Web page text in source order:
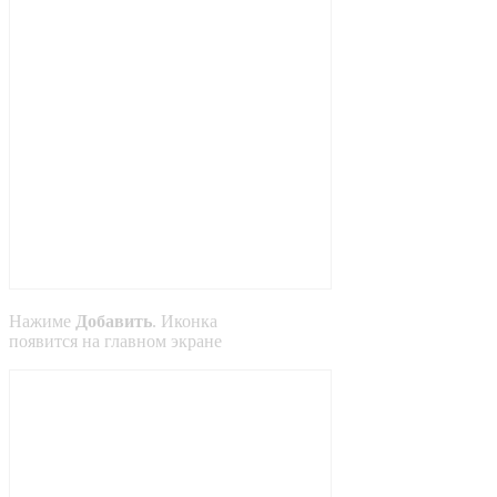
Нажиме Добавить. Иконка
появится на главном экране